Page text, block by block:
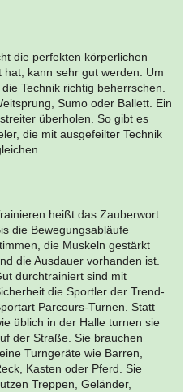
die perfekten körperlichen
kann sehr gut werden. Um
Technik richtig beherrschen.
Sumo oder Ballett. Ein
überholen. So gibt es
die mit ausgefeilter Technik
heißt das Zauberwort.
die Bewegungsabläufe
die Muskeln gestärkt
die Ausdauer vorhanden ist.
durchtrainiert sind mit
die Sportler der Trend-
Parcours-Turnen. Statt
üblich in der Halle turnen sie
der Straße. Sie brauchen
Turngeräte wie Barren,
Kasten oder Pferd. Sie
Treppen, Geländer,